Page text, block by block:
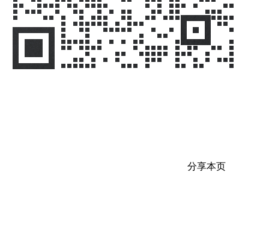
分享本页